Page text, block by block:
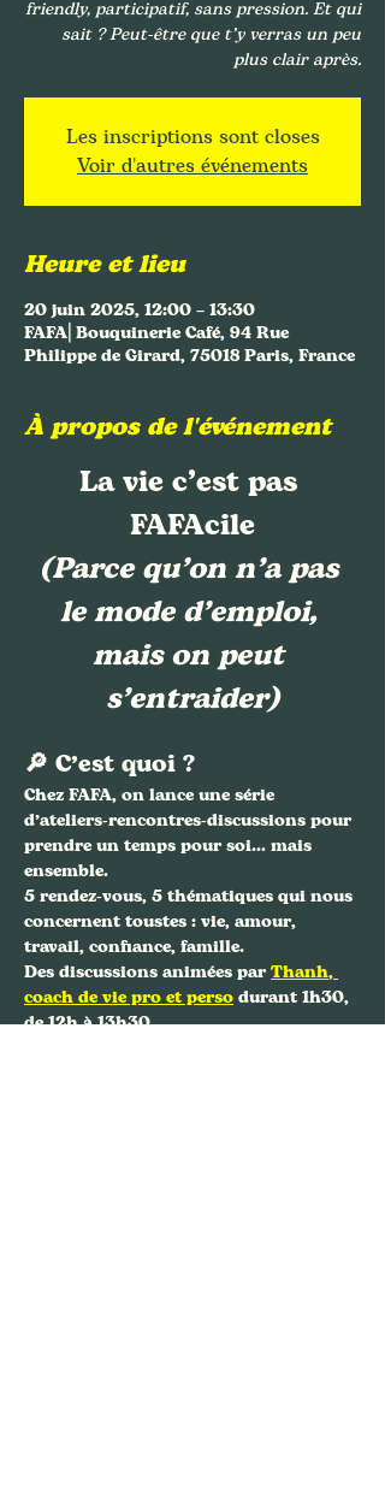
friendly, participatif, sans pression. Et qui
sait ? Peut-être que t’y verras un peu
plus clair après.
Les inscriptions sont closes
Voir d'autres événements
Heure et lieu
20 juin 2025, 12:00 – 13:30
FAFA⎜Bouquinerie Café, 94 Rue
Philippe de Girard, 75018 Paris, France
À propos de l'événement
La vie c’est pas
FAFAcile
(Parce qu’on n’a pas
le mode d’emploi,
mais on peut
s’entraider)
🔎 C’est quoi ?
Chez FAFA, on lance une série
d’ateliers-rencontres-discussions pour
prendre un temps pour soi… mais
ensemble.
5 rendez-vous, 5 thématiques qui nous
concernent toustes : vie, amour,
travail, confiance, famille.
Des discussions animées par Thanh,
coach de vie pro et perso durant 1h30,
de 12h à 13h30.